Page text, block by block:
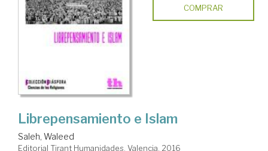
COMPRAR
Librepensamiento e Islam
Saleh, Waleed
Editorial Tirant Humanidades. Valencia, 2016